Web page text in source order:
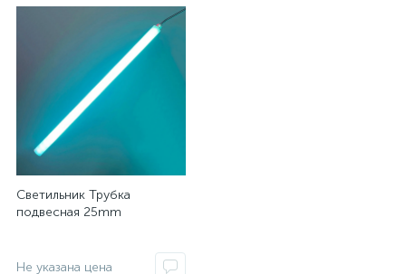
Светильник Трубка
подвесная 25mm
Не указана цена